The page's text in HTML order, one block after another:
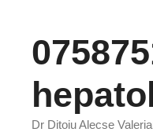
conținut
Dr Ditoiu Alecse